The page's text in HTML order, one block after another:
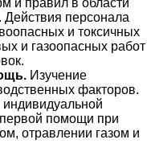
и правил в области
персонала
и токсичных
и газоопасных работ
Изучение
факторов.
помощи при
отравлении газом и